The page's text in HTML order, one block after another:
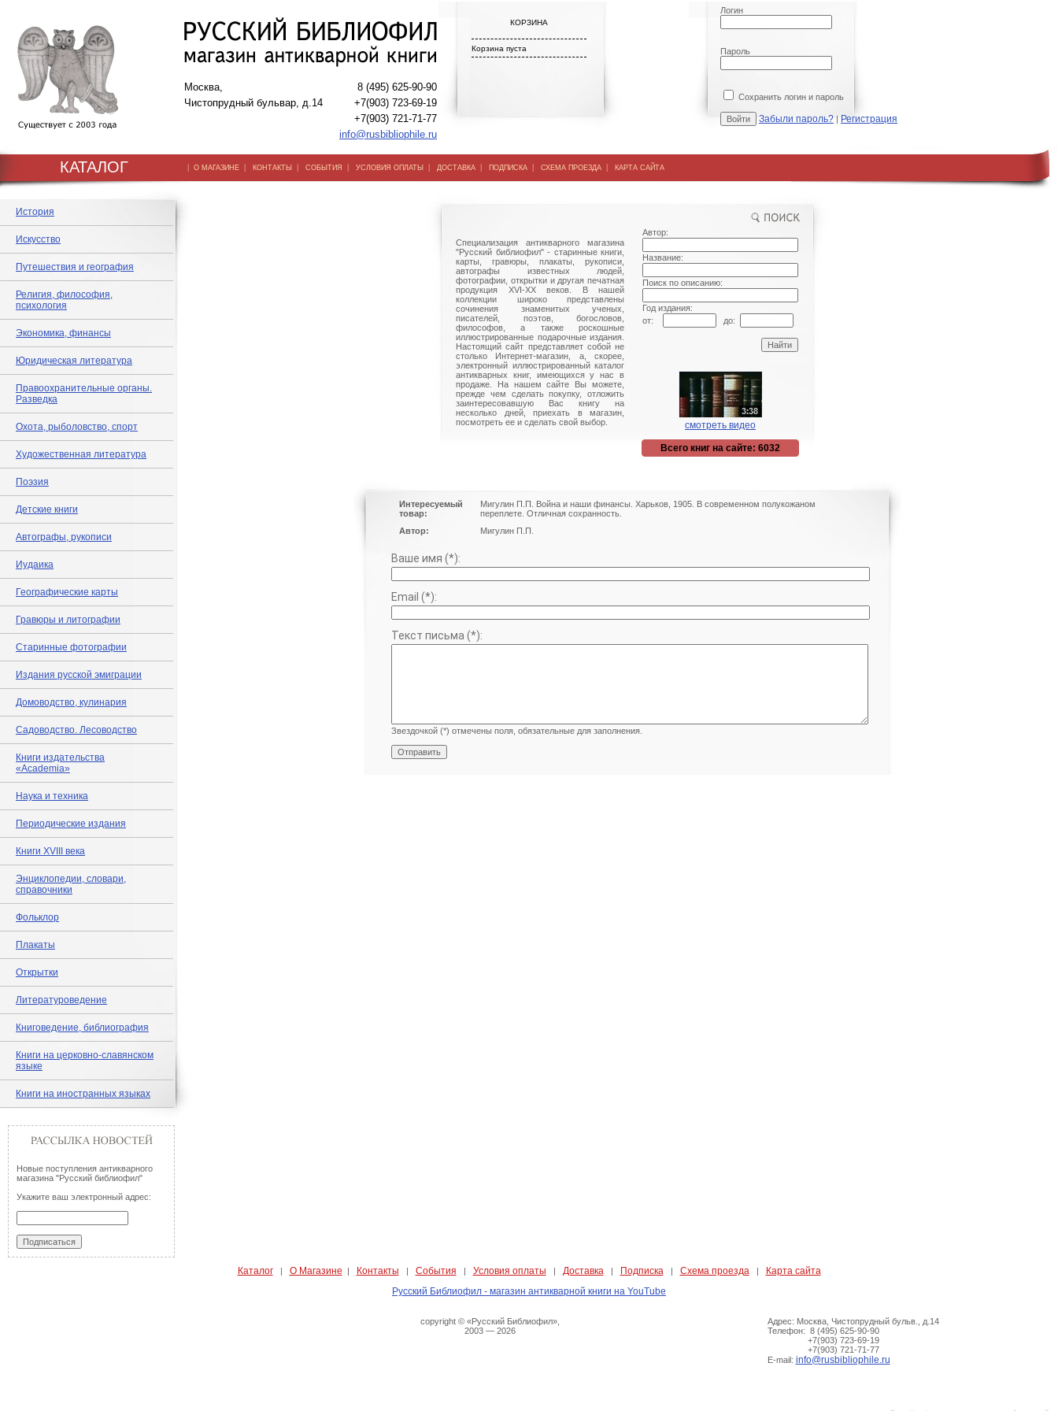
Москва,
Чистопрудный бульвар, д.14
8 (495) 625-90-90
+7(903) 723-69-19
+7(903) 721-71-77
info@rusbibliophile.ru
КОРЗИНА
Корзина пуста
Логин
Пароль
Сохранить логин и пароль
Забыли пароль? | Регистрация
КАТАЛОГ | О МАГАЗИНЕ | КОНТАКТЫ | СОБЫТИЯ | УСЛОВИЯ ОПЛАТЫ | ДОСТАВКА | ПОДПИСКА | СХЕМА ПРОЕЗДА | КАРТА САЙТА
История
Искусство
Путешествия и география
Религия, философия,
психология
Экономика, финансы
Юридическая литература
Правоохранительные органы.
Разведка
Охота, рыболовство, спорт
Художественная литература
Поэзия
Детские книги
Автографы, рукописи
Иудаика
Географические карты
Гравюры и литографии
Старинные фотографии
Издания русской эмиграции
Домоводство, кулинария
Садоводство. Лесоводство
Книги издательства
«Academia»
Наука и техника
Периодические издания
Книги XVIII века
Энциклопедии, словари,
справочники
Фольклор
Плакаты
Открытки
Литературоведение
Книговедение, библиография
Книги на церковно-славянском
языке
Книги на иностранных языках
Новые поступления антикварного
магазина "Русский библиофил"
Укажите ваш электронный адрес:
Специализация антикварного магазина
"Русский библиофил" - старинные книги,
карты, гравюры, плакаты, рукописи,
автографы известных людей,
фотографии, открытки и другая печатная
продукция XVI-XX веков. В нашей
коллекции широко представлены
сочинения знаменитых ученых,
писателей, поэтов, богословов,
философов, а также роскошные
иллюстрированные подарочные издания.
Настоящий сайт представляет собой не
столько Интернет-магазин, а, скорее,
электронный иллюстрированный каталог
антикварных книг, имеющихся у нас в
продаже. На нашем сайте Вы можете,
прежде чем сделать покупку, отложить
заинтересовавшую Вас книгу на
несколько дней, приехать в магазин,
посмотреть ее и сделать свой выбор.
Автор:
Название:
Поиск по описанию:
Год издания:
от:
до:
смотреть видео
Всего книг на сайте: 6032
Интересуемый
товар:
Мигулин П.П. Война и наши финансы. Харьков, 1905. В современном полукожаном
переплете. Отличная сохранность.
Автор:
Мигулин П.П.
Ваше имя (*):
Email (*):
Текст письма (*):
Звездочкой (*) отмечены поля, обязательные для заполнения.
Каталог| О Магазине | Контакты | События | Условия оплаты | Доставка | Подписка | Схема проезда |
Карта сайта
Русский Библиофил - магазин антикварной книги на YouTube
copyright © «Русский Библиофил»,
2003 — 2026
Адрес: Москва, Чистопрудный бульв., д.14
Телефон: 8 (495) 625-90-90
+7(903) 723-69-19
+7(903) 721-71-77
E-mail: info@rusbibliophile.ru